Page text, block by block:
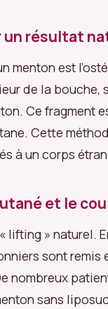
un résultat
menton est
de la
Ce fragment
Cette
à un corps
et le cou
lifting » naturel.
sont remis
nombreux
sans